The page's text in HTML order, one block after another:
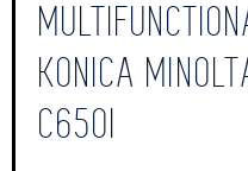
KONICA
C650I